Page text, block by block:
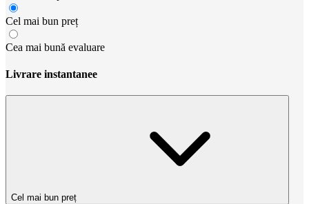
Cel mai bun preț
Cea mai bună evaluare
Livrare instantanee
Cel mai bun preț